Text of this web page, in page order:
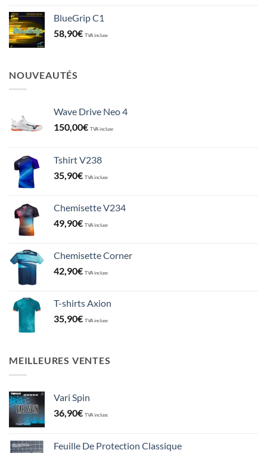
BlueGrip C1
58,90€ TVA incluse
NOUVEAUTÉS
Wave Drive Neo 4
150,00€ TVA incluse
Tshirt V238
35,90€ TVA incluse
Chemisette V234
49,90€ TVA incluse
Chemisette Corner
42,90€ TVA incluse
T-shirts Axion
35,90€ TVA incluse
MEILLEURES VENTES
Vari Spin
36,90€ TVA incluse
Feuille De Protection Classique